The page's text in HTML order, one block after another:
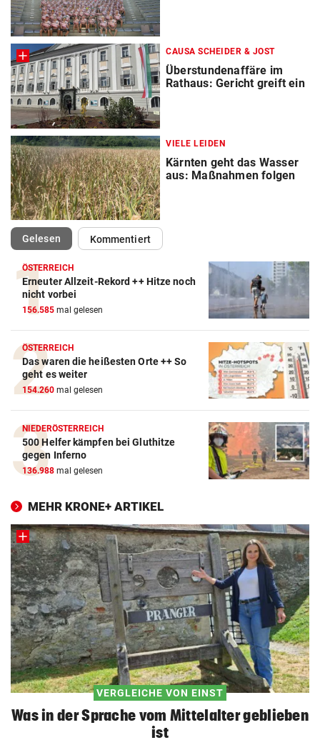
CAUSA SCHEIDER & JOST
Überstundenaffäre im
Rathaus: Gericht greift ein
VIELE LEIDEN
Kärnten geht das Wasser
aus: Maßnahmen folgen
Gelesen(ausgewählt)Kommentiert
ÖSTERREICH
Erneuter Allzeit-Rekord ++ Hitze noch
nicht vorbei
156.585 mal gelesen
ÖSTERREICH
Das waren die heißesten Orte ++ So
geht es weiter
154.260 mal gelesen
NIEDERÖSTERREICH
500 Helfer kämpfen bei Gluthitze
gegen Inferno
136.988 mal gelesen
MEHR KRONE+ ARTIKEL
VERGLEICHE VON EINST
Was in der Sprache vom Mittelalter geblieben
ist